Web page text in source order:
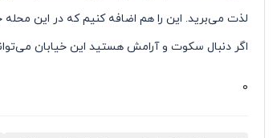
لذت می‌برید. این را هم اضافه کنیم که در این
اگر دنبال سکوت و آرامش هستید این خیابان
0